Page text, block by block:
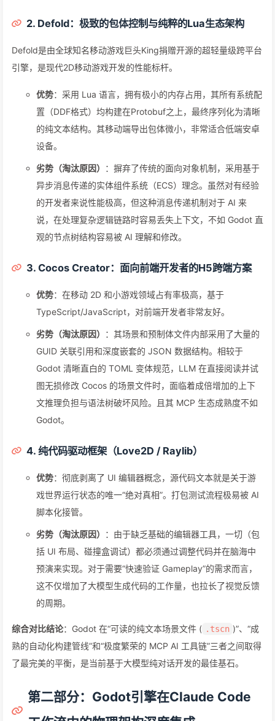
2. Defold：极致的包体控制与纯粹的Lua生态架构
Defold是由全球知名移动游戏巨头King捐赠开源的超轻量级跨平台
引擎，是现代2D移动游戏开发的性能标杆。
优势：采用 Lua 语言，拥有极小的内存占用，其所有系统配
置（DDF格式）均构建在Protobuf之上，最终序列化为清晰
的纯文本结构。其移动端导出包体微小，非常适合低端安卓
设备。
劣势（淘汰原因）
：摒弃了传统的面向对象机制，采用基于
异步消息传递的实体组件系统（ECS）理念。虽然对有经验
的开发者来说性能极高，但这种消息传递机制对于 AI 来
说，在处理复杂逻辑链路时容易丢失上下文，不如 Godot 直
观的节点树结构容易被 AI 理解和修改。
3. Cocos Creator：面向前端开发者的H5跨端方案
优势：在移动 2D 和小游戏领域占有率极高，基于
TypeScript/JavaScript，对前端开发者非常友好。
劣势（淘汰原因）
：其场景和预制体文件内部采用了大量的
GUID 关联引用和深度嵌套的 JSON 数据结构。相较于
Godot 清晰直白的 TOML 变体规范，LLM 在直接阅读并试
图无损修改 Cocos 的场景文件时，面临着成倍增加的上下
文推理负担与语法树破坏风险。且其 MCP 生态成熟度不如
Godot。
4. 纯代码驱动框架（Love2D / Raylib）
优势：彻底剥离了 UI 编辑器概念，源代码文本就是关于游
戏世界运行状态的唯一“绝对真相”。打包测试流程极易被 AI
脚本化接管。
劣势（淘汰原因）
：由于缺乏基础的编辑器工具，一切（包
括 UI 布局、碰撞盒调试）都必须通过调整代码并在脑海中
预演来实现。对于需要“快速验证 Gameplay”的需求而言，
这不仅增加了大模型生成代码的工作量，也拉长了视觉反馈
的周期。
综合对比结论：Godot 在“可读的纯文本场景文件 ( .tscn )”、“成
熟的自动化构建管线”和“极度繁荣的 MCP AI 工具链”三者之间取得
了最完美的平衡，是当前基于大模型纯对话开发的最佳基石。
第二部分：Godot引擎在Claude Code